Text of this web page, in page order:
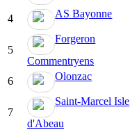
4 AS Bayonne
5
Forgeron
Commentryens
6 Olonzac
7
Saint-Marcel Isle
d'Abeau